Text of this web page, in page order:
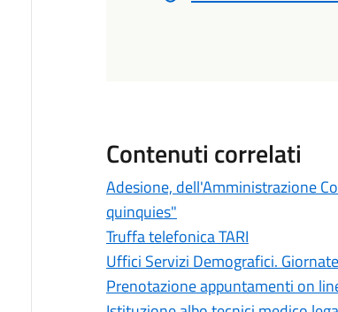
Contenuti correlati
Adesione, dell'Amministrazione
quinquies"
Truffa telefonica TARI
Uffici Servizi Demografici.
Prenotazione appuntamenti on